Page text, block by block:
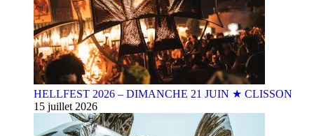
HELLFEST 2026 – DIMANCHE 21 JUIN ★ CLISSON
15 juillet 2026